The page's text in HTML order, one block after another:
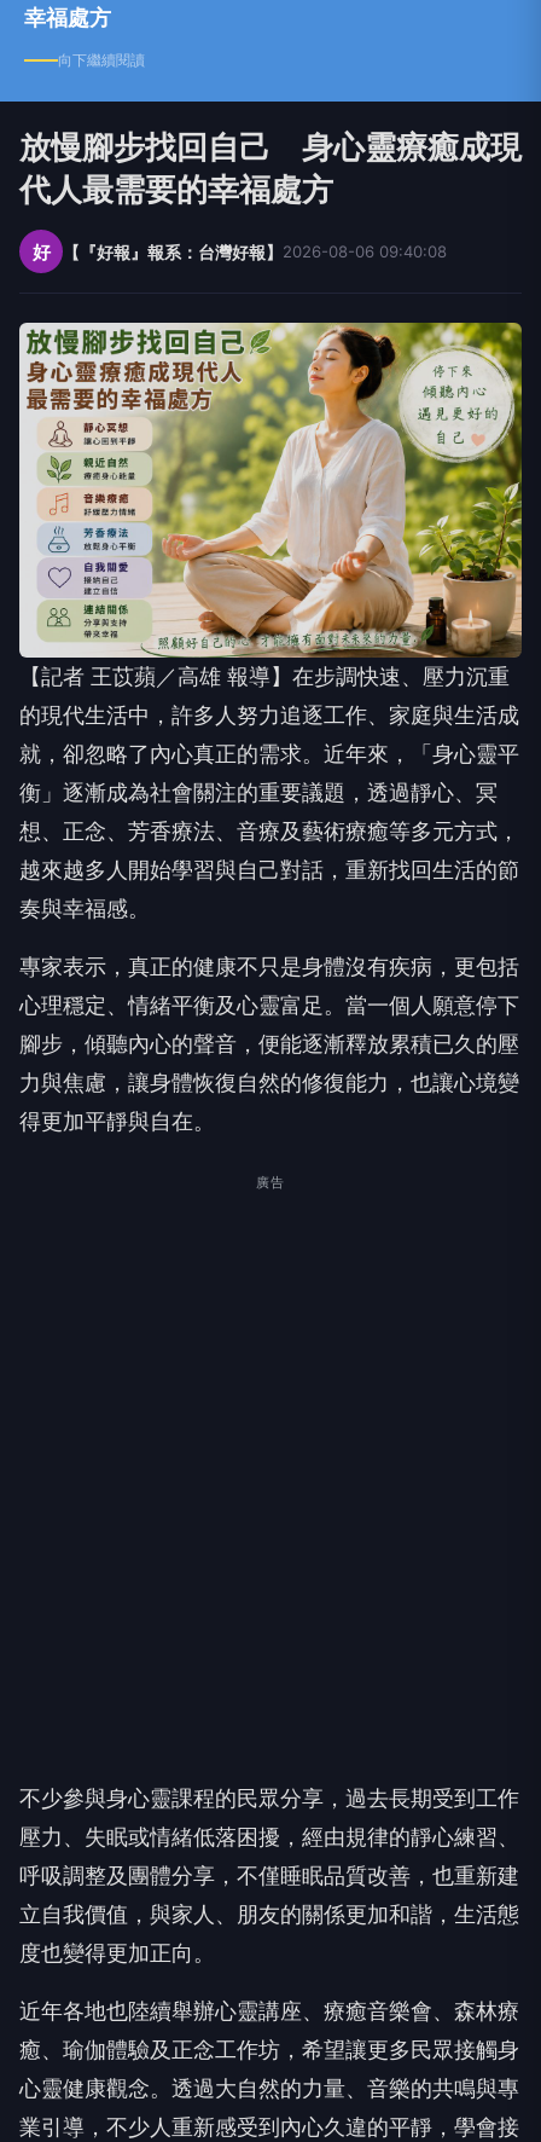
幸福處方
向下繼續閱讀
放慢腳步找回自己 身心靈療癒成現
代人最需要的幸福處方
好 【『好報』報系：台灣好報】 2026-08-06 09:40:08
【記者 王苡蘋／高雄 報導】在步調快速、壓力沉重
的現代生活中，許多人努力追逐工作、家庭與生活成
就，卻忽略了內心真正的需求。近年來，「身心靈平
衡」逐漸成為社會關注的重要議題，透過靜心、冥
想、正念、芳香療法、音療及藝術療癒等多元方式，
越來越多人開始學習與自己對話，重新找回生活的節
奏與幸福感。
專家表示，真正的健康不只是身體沒有疾病，更包括
心理穩定、情緒平衡及心靈富足。當一個人願意停下
腳步，傾聽內心的聲音，便能逐漸釋放累積已久的壓
力與焦慮，讓身體恢復自然的修復能力，也讓心境變
得更加平靜與自在。
廣告
不少參與身心靈課程的民眾分享，過去長期受到工作
壓力、失眠或情緒低落困擾，經由規律的靜心練習、
呼吸調整及團體分享，不僅睡眠品質改善，也重新建
立自我價值，與家人、朋友的關係更加和諧，生活態
度也變得更加正向。
近年各地也陸續舉辦心靈講座、療癒音樂會、森林療
癒、瑜伽體驗及正念工作坊，希望讓更多民眾接觸身
心靈健康觀念。透過大自然的力量、音樂的共鳴與專
業引導，不少人重新感受到內心久違的平靜，學會接